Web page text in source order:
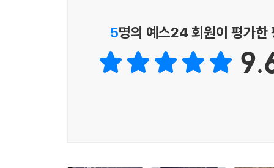
7 상관이 인과가 아니듯 인과도 상관이 아니다
끈 달린 금색 팬티를 입으면 슬럼프에서 벗어날
지능의 최정점인 반사실을 상상하는 능력을 다룬다.
5명의 예스24 회원이 평가한